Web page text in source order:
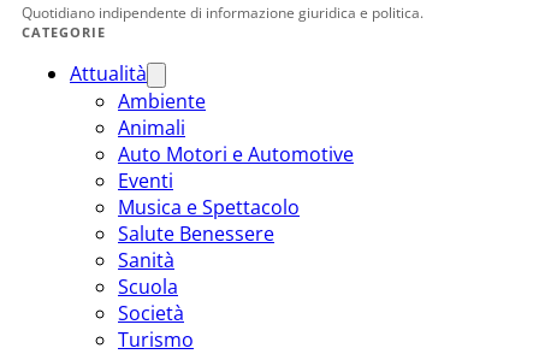
Quotidiano indipendente di informazione giuridica e politica.
CATEGORIE
Attualità
Ambiente
Animali
Auto Motori e Automotive
Eventi
Musica e Spettacolo
Salute Benessere
Sanità
Scuola
Società
Turismo